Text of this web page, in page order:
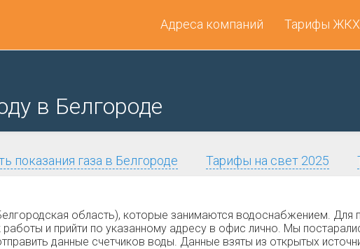
Адреса компаний Тарифы ЖКХ
в Белгороде
показания газа в Белгороде Тарифы на свет 2025
область), которые занимаются водоснабжением. Для
и прийти по указанному адресу в офис лично. Мы
данные счетчиков воды. Данные взяты из открытых